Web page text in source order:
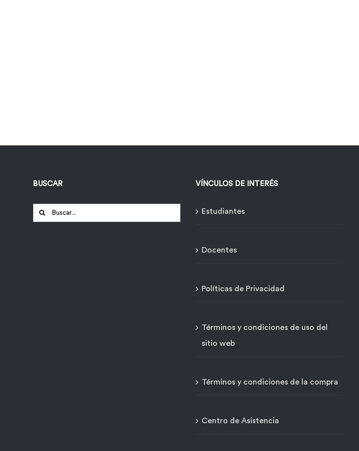
BUSCAR
Buscar:
VÍNCULOS DE INTERÉS
Estudiantes
Docentes
Políticas de Privacidad
Términos y condiciones de uso del
sitio web
Términos y condiciones de la compra
Centro de Asistencia